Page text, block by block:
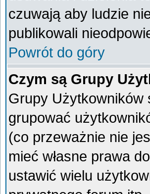
czuwają aby ludzie
publikowali
Powrót do góry
Czym są Grupy
Grupy Użytkowników
grupować
(co przeważnie nie
mieć własne prawa
ustawić wielu